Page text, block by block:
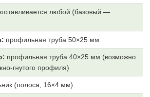
любой (базовый —
профильная труба 50×25 мм
профильная труба 40×25 мм (возможно
гнутого профиля)
(полоса, 16×4 мм)